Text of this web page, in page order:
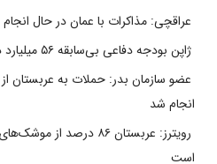
عراقچی: مذاکرات با عمان در حال
ژاپن بودجه دفاعی بی‌سابقه ۵۶ میلیارد دلاری را در نظر دارد
عضو سازمان بدر: حملات به عربستان از
انجام شد
رویترز: عربستان ۸۶ درصد
است